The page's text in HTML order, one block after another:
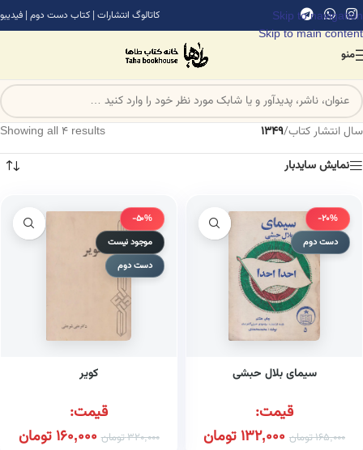
Skip to navigation
Skip to main content
کاتالوگ انتشارات | کتاب دست دوم | فیدیبو
منو
سال انتشار کتاب/
1349
Showing all 4 results
نمایش سایدبار
-20%
دست دوم
سیمای بلال حبشی
قیمت:
165,000تومان 132,000تومان
-50%
موجود نیست
دست دوم
کویر
قیمت:
320,000تومان 160,000تومان